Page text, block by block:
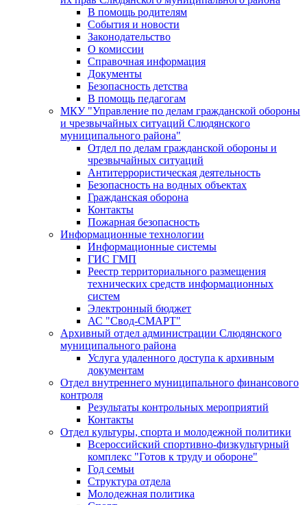
В помощь родителям
События и новости
Законодательство
О комиссии
Справочная информация
Документы
Безопасность детства
В помощь педагогам
МКУ "Управление по делам гражданской обороны
и чрезвычайных ситуаций Слюдянского
муниципального района"
Отдел по делам гражданской обороны и
чрезвычайных ситуаций
Антитеррористическая деятельность
Безопасность на водных объектах
Гражданская оборона
Контакты
Пожарная безопасность
Информационные технологии
Информационные системы
ГИС ГМП
Реестр территориального размещения
технических средств информационных
систем
Электронный бюджет
АС "Свод-СМАРТ"
Архивный отдел администрации Слюдянского
муниципального района
Услуга удаленного доступа к архивным
документам
Отдел внутреннего муниципального финансового
контроля
Результаты контрольных мероприятий
Контакты
Отдел культуры, спорта и молодежной политики
Всероссийский спортивно-физкультурный
комплекс "Готов к труду и обороне"
Год семьи
Структура отдела
Молодежная политика